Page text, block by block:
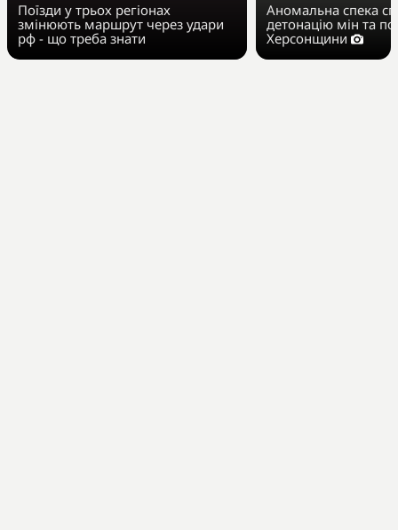
Поїзди у трьох регіонах
змінюють маршрут через удари
рф - що треба знати
Аномальна спека
детонацію мін та
Херсонщини